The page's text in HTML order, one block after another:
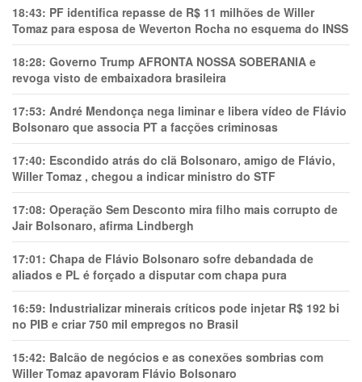
18:43: PF identifica repasse de R$ 11 milhões de Willer
Tomaz para esposa de Weverton Rocha no esquema do INSS
18:28: Governo Trump AFRONTA NOSSA SOBERANIA e
revoga visto de embaixadora brasileira
17:53: André Mendonça nega liminar e libera vídeo de Flávio
Bolsonaro que associa PT a facções criminosas
17:40: Escondido atrás do clã Bolsonaro, amigo de Flávio,
Willer Tomaz , chegou a indicar ministro do STF
17:08: Operação Sem Desconto mira filho mais corrupto de
Jair Bolsonaro, afirma Lindbergh
17:01: Chapa de Flávio Bolsonaro sofre debandada de
aliados e PL é forçado a disputar com chapa pura
16:59: Industrializar minerais críticos pode injetar R$ 192 bi
no PIB e criar 750 mil empregos no Brasil
15:42: Balcão de negócios e as conexões sombrias com
Willer Tomaz apavoram Flávio Bolsonaro